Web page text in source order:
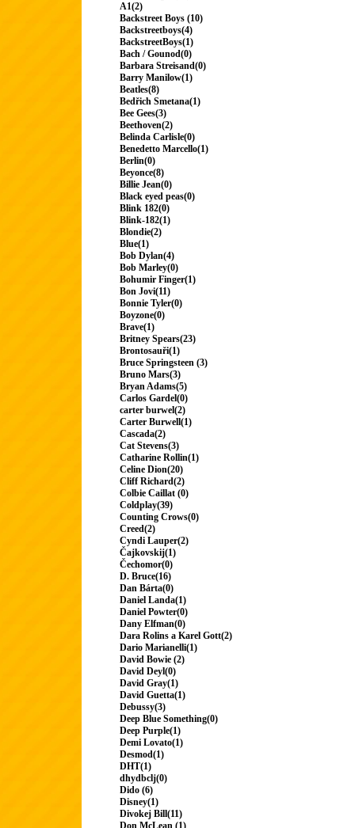
A1(2)
Backstreet Boys (10)
Backstreetboys(4)
BackstreetBoys(1)
Bach / Gounod(0)
Barbara Streisand(0)
Barry Manilow(1)
Beatles(8)
Bedřich Smetana(1)
Bee Gees(3)
Beethoven(2)
Belinda Carlisle(0)
Benedetto Marcello(1)
Berlin(0)
Beyonce(8)
Billie Jean(0)
Black eyed peas(0)
Blink 182(0)
Blink-182(1)
Blondie(2)
Blue(1)
Bob Dylan(4)
Bob Marley(0)
Bohumir Finger(1)
Bon Jovi(11)
Bonnie Tyler(0)
Boyzone(0)
Brave(1)
Britney Spears(23)
Brontosauři(1)
Bruce Springsteen (3)
Bruno Mars(3)
Bryan Adams(5)
Carlos Gardel(0)
carter burwel(2)
Carter Burwell(1)
Cascada(2)
Cat Stevens(3)
Catharine Rollin(1)
Celine Dion(20)
Cliff Richard(2)
Colbie Caillat (0)
Coldplay(39)
Counting Crows(0)
Creed(2)
Cyndi Lauper(2)
Čajkovskij(1)
Čechomor(0)
D. Bruce(16)
Dan Bárta(0)
Daniel Landa(1)
Daniel Powter(0)
Dany Elfman(0)
Dara Rolins a Karel Gott(2)
Dario Marianelli(1)
David Bowie (2)
David Deyl(0)
David Gray(1)
David Guetta(1)
Debussy(3)
Deep Blue Something(0)
Deep Purple(1)
Demi Lovato(1)
Desmod(1)
DHT(1)
dhydbclj(0)
Dido (6)
Disney(1)
Divokej Bill(11)
Don McLean (1)